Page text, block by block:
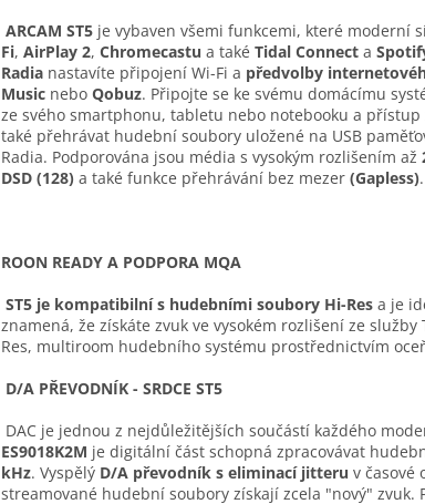
ARCAM ST5 je vybaven všemi funkcemi, které moderní
Fi, AirPlay 2, Chromecastu a také Tidal Connect a
Radia nastavíte připojení Wi-Fi a předvolby
Music nebo Qobuz. Připojte se ke svému domácímu
ze svého smartphonu, tabletu nebo notebooku a přístup
také přehrávat hudební soubory uložené na USB
Radia. Podporována jsou média s vysokým rozlišením až
DSD (128) a také funkce přehrávání bez mezer (Gapless).
ROON READY A PODPORA MQA
ST5 je kompatibilní s hudebními soubory Hi-Res a je
znamená, že získáte zvuk ve vysokém rozlišení ze služby
Res, multiroom hudebního systému prostřednictvím
D/A PŘEVODNÍK - SRDCE ST5
DAC je jednou z nejdůležitějších součástí každého
ES9018K2M je digitální část schopná zpracovávat
kHz. Vyspělý D/A převodník s eliminací jitteru v časové
streamované hudební soubory získají zcela "nový"